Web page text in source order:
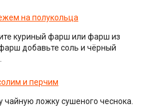
куриный фарш или фарш из
добавьте соль и чёрный
ложку сушеного чеснока.